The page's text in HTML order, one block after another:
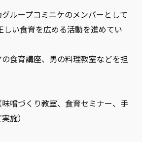
ループコミニケのメンバーとして
しい食育を広める活動を進めてい
食育講座、男の料理教室などを担
噌づくり教室、食育セミナー、手
施）